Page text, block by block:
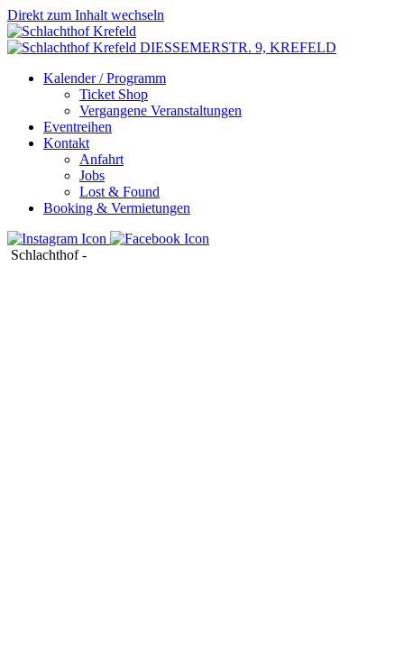
Direkt zum Inhalt wechseln
DIESSEMERSTR. 9, KREFELD
Kalender / Programm
Ticket Shop
Vergangene Veranstaltungen
Eventreihen
Kontakt
Anfahrt
Jobs
Lost & Found
Booking & Vermietungen
Schlachthof-